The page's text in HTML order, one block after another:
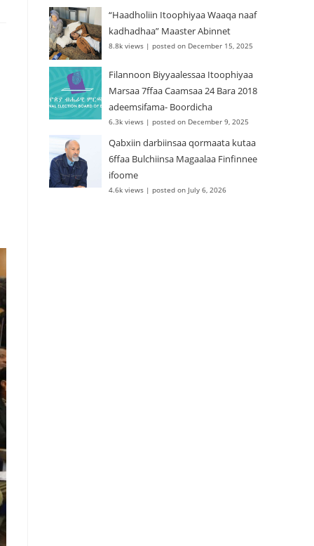
“Haadholiin Itoophiyaa Waaqa naaf
kadhadhaa” Maaster Abinnet
8.8k views | posted on December 15, 2025
Filannoon Biyyaalessaa Itoophiyaa
Marsaa 7ffaa Caamsaa 24 Bara 2018
adeemsifama- Boordicha
6.3k views | posted on December 9, 2025
Qabxiin darbiinsaa qormaata kutaa
6ffaa Bulchiinsa Magaalaa Finfinnee
ifoome
4.6k views | posted on July 6, 2026